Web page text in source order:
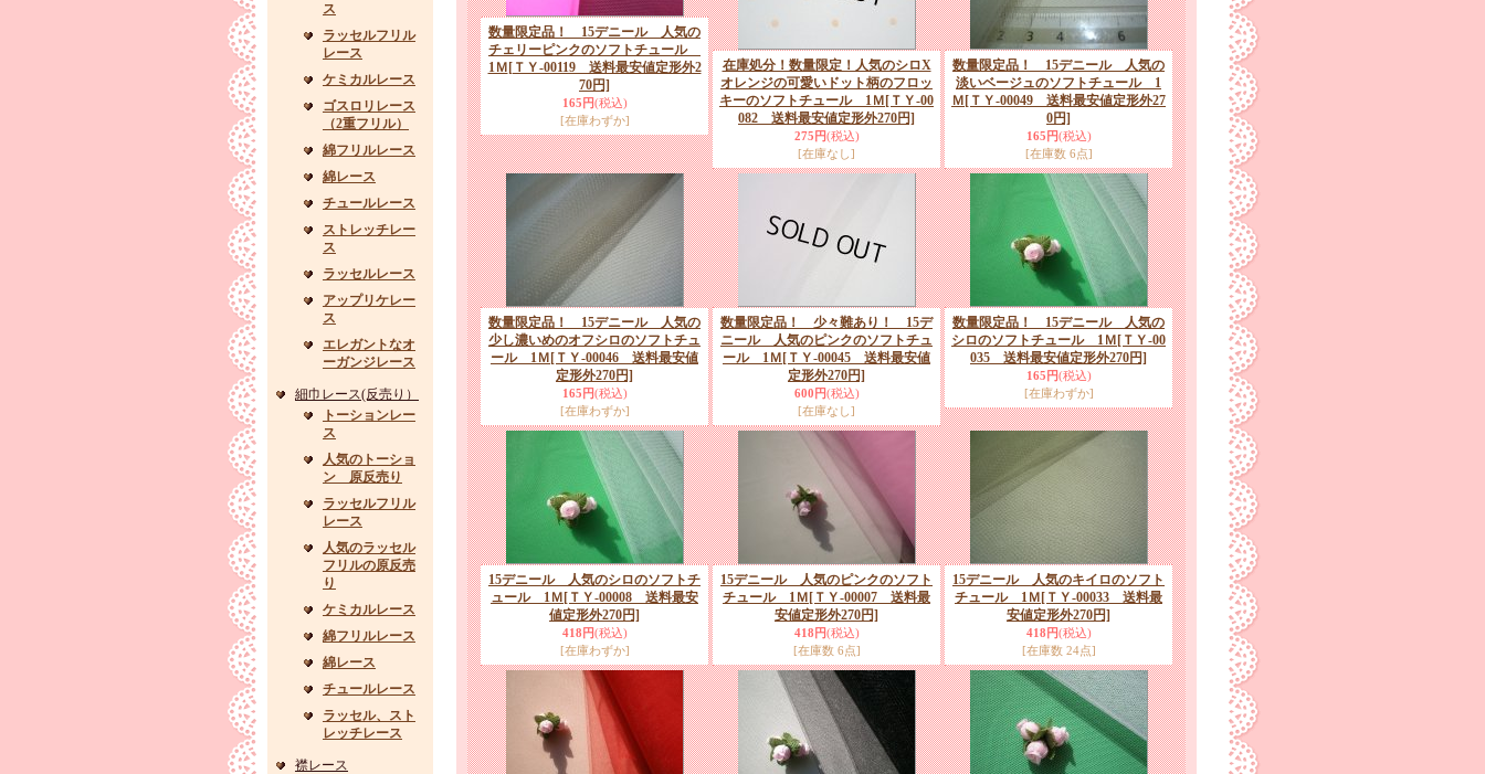
ス
ラッセルフリル
レース
ケミカルレース
ゴスロリレース
（2重フリル）
綿フリルレース
綿レース
チュールレース
ストレッチレー
ス
ラッセルレース
アップリケレー
ス
エレガントなオ
ーガンジレース
細巾レース(反売り）
トーションレー
ス
人気のトーショ
ン 原反売り
ラッセルフリル
レース
人気のラッセル
フリルの原反売
り
ケミカルレース
綿フリルレース
綿レース
チュールレース
ラッセル、スト
レッチレース
襟レース
数量限定品！ 15デニール 人気の
チェリーピンクのソフトチュール
1Ｍ [ＴＹ-00119 送料最安値定形外2
70円]
165円(税込)
[在庫わずか]
在庫処分！数量限定！人気のシロX
オレンジの可愛いドット柄のフロッ
キーのソフトチュール 1Ｍ [ＴＹ-00
082 送料最安値定形外270円]
275円(税込)
[在庫なし]
数量限定品！ 15デニール 人気の
淡いベージュのソフトチュール 1
Ｍ [ＴＹ-00049 送料最安値定形外27
0円]
165円(税込)
[在庫数 6点]
数量限定品！ 15デニール 人気の
少し濃いめのオフシロのソフトチュ
ール 1Ｍ [ＴＹ-00046 送料最安値
定形外270円]
165円(税込)
[在庫わずか]
数量限定品！ 少々難あり！ 15デ
ニール 人気のピンクのソフトチュ
ール 1Ｍ [ＴＹ-00045 送料最安値
定形外270円]
600円(税込)
[在庫なし]
数量限定品！ 15デニール 人気の
シロのソフトチュール 1Ｍ [ＴＹ-00
035 送料最安値定形外270円]
165円(税込)
[在庫わずか]
15デニール 人気のシロのソフトチ
ュール 1Ｍ [ＴＹ-00008 送料最安
値定形外270円]
418円(税込)
[在庫わずか]
15デニール 人気のピンクのソフト
チュール 1Ｍ [ＴＹ-00007 送料最
安値定形外270円]
418円(税込)
[在庫数 6点]
15デニール 人気のキイロのソフト
チュール 1Ｍ [ＴＹ-00033 送料最
安値定形外270円]
418円(税込)
[在庫数 24点]